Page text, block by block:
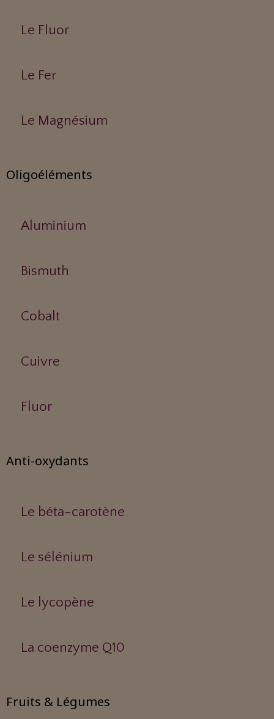
Le Fluor
Le Fer
Le Magnésium
Oligoéléments
Aluminium
Bismuth
Cobalt
Cuivre
Fluor
Anti-oxydants
Le béta-carotène
Le sélénium
Le lycopène
La coenzyme Q10
Fruits & Légumes